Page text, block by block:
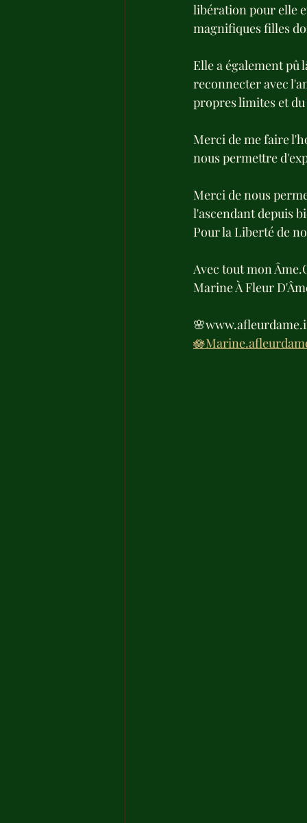
libération pour elle
magnifiques filles
Elle a également pû
reconnecter avec
propres limites et
Merci de me faire
nous permettre
Merci de nous
l'ascendant depuis
Pour la Liberté de
Avec tout mon
Marine À Fleur